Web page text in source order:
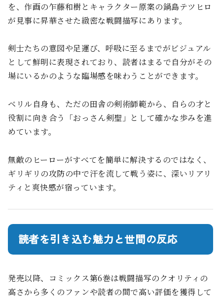
を、作画の乍藤和樹とキャラクター原案の鍋島テツヒロ
が見事に昇華させた緻密な戦闘描写にあります。
剣士たちの意図や足運び、呼吸に至るまでがビジュアル
として鮮明に表現されており、読者はまるで自分がその
場にいるかのような臨場感を味わうことができます。
ベリル自身も、ただの田舎の剣術師範から、自らの才と
役割に向き合う「おっさん剣聖」として確かな歩みを進
めています。
無敵のヒーローがすべてを簡単に解決するのではなく、
ギリギリの攻防の中で汗を流して戦う姿に、深いリアリ
ティと爽快感が宿っています。
読者を引き込む魅力と世間の反応
発売以降、コミックス第6巻は戦闘描写のクオリティの
高さから多くのファンや読者の間で高い評価を獲得して